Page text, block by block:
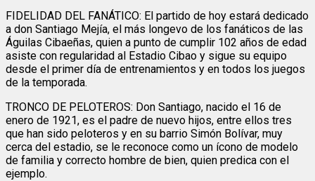
FIDELIDAD DEL FANÁTICO: El partido de hoy estará dedicado
a don Santiago Mejía, el más longevo de los fanáticos de las
Águilas Cibaeñas, quien a punto de cumplir 102 años de edad
asiste con regularidad al Estadio Cibao y sigue su equipo
desde el primer día de entrenamientos y en todos los juegos
de la temporada.
TRONCO DE PELOTEROS: Don Santiago, nacido el 16 de
enero de 1921, es el padre de nuevo hijos, entre ellos tres
que han sido peloteros y en su barrio Simón Bolívar, muy
cerca del estadio, se le reconoce como un ícono de modelo
de familia y correcto hombre de bien, quien predica con el
ejemplo.